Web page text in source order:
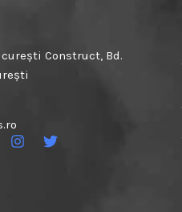
Construct, Bd.